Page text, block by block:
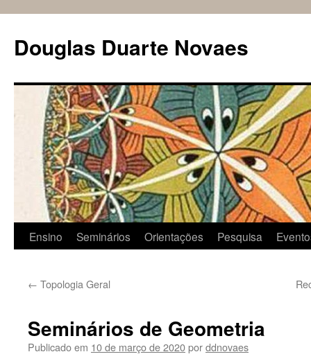
Douglas Duarte Novaes
Pular
Ensino Seminários Orientações Pesquisa
← Topologia Geral
Seminários de Geometria
Publicado em 10 de março de 2020porddnovaes